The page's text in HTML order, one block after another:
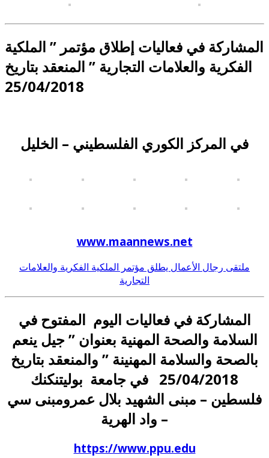
المشاركة في فعاليات إطلاق مؤتمر ” الملكية
الفكرية والعلامات التجارية ” المنعقد بتاريخ
25/04/2018
في المركز الكوري الفلسطيني – الخليل
www.maannews.net
ملتقى رجال الأعمال يطلق مؤتمر الملكية الفكرية والعلامات
التجارية
المشاركة في فعاليات اليوم المفتوح في
السلامة والصحة المهنية بعنوان ” جيل ينعم
بالصحة والسلامة المهنينة ” والمنعقد بتاريخ
25/04/2018 في جامعة بوليتنكنك
فلسطين – مبنى الشهيد بلال عمرومبنى سي
– واد الهرية
https://www.ppu.edu